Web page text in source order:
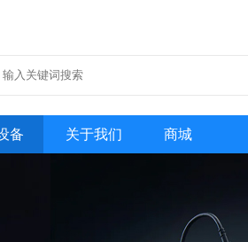
备 关于我们 商城